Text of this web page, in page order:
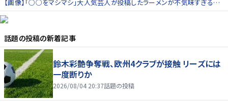
【画像】「○○をマシマシ」大人気芸人が投稿したラーメンが不気味すぎる…
話題の投稿の新着記事
鈴木彩艶争奪戦、欧州4クラブが接触 リーズには
一度断りか
2026/08/04 20:37話題の投稿